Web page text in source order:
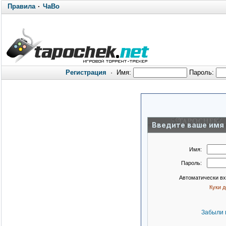
Правила· ЧаВо
Регистрация · Имя: Пароль:
Введите ваше имя
Имя:
Пароль:
Автоматически
Куки
Забыли